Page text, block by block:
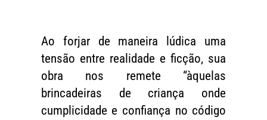
Ao forjar de maneira lúdica uma
tensão entre realidade e ficção, sua
obra nos remete “àquelas
brincadeiras de criança onde
cumplicidade e confiança no código